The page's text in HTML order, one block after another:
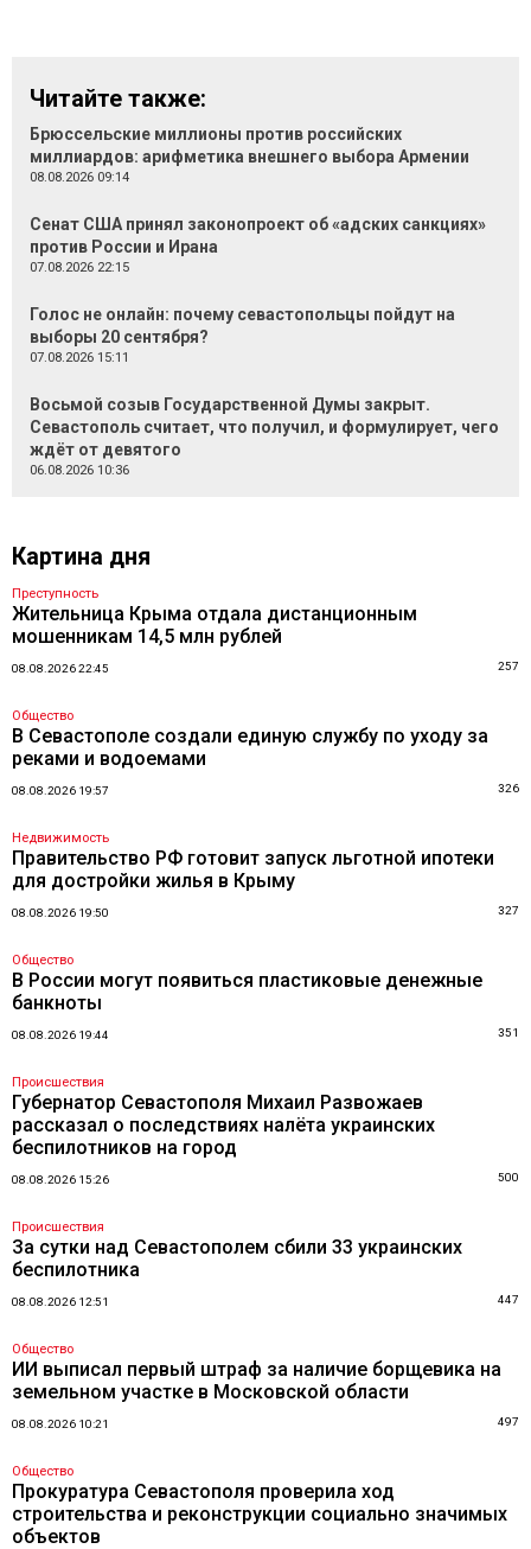
Читайте также:
Брюссельские миллионы против российских
миллиардов: арифметика внешнего выбора Армении
08.08.2026 09:14
Сенат США принял законопроект об «адских санкциях»
против России и Ирана
07.08.2026 22:15
Голос не онлайн: почему севастопольцы пойдут на
выборы 20 сентября?
07.08.2026 15:11
Восьмой созыв Государственной Думы закрыт.
Севастополь считает, что получил, и формулирует, чего
ждёт от девятого
06.08.2026 10:36
Картина дня
Преступность
Жительница Крыма отдала дистанционным
мошенникам 14,5 млн рублей
08.08.2026 22:45 257
Общество
В Севастополе создали единую службу по уходу за
реками и водоемами
08.08.2026 19:57 326
Недвижимость
Правительство РФ готовит запуск льготной ипотеки
для достройки жилья в Крыму
08.08.2026 19:50 327
Общество
В России могут появиться пластиковые денежные
банкноты
08.08.2026 19:44 351
Происшествия
Губернатор Севастополя Михаил Развожаев
рассказал о последствиях налёта украинских
беспилотников на город
08.08.2026 15:26 500
Происшествия
За сутки над Севастополем сбили 33 украинских
беспилотника
08.08.2026 12:51 447
Общество
ИИ выписал первый штраф за наличие борщевика на
земельном участке в Московской области
08.08.2026 10:21 497
Общество
Прокуратура Севастополя проверила ход
строительства и реконструкции социально значимых
объектов